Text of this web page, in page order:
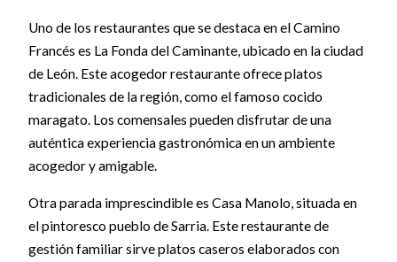
Uno de los restaurantes que se destaca en el Camino
Francés es La Fonda del Caminante, ubicado en la ciudad
de León. Este acogedor restaurante ofrece platos
tradicionales de la región, como el famoso cocido
maragato. Los comensales pueden disfrutar de una
auténtica experiencia gastronómica en un ambiente
acogedor y amigable.
Otra parada imprescindible es Casa Manolo, situada en
el pintoresco pueblo de Sarria. Este restaurante de
gestión familiar sirve platos caseros elaborados con